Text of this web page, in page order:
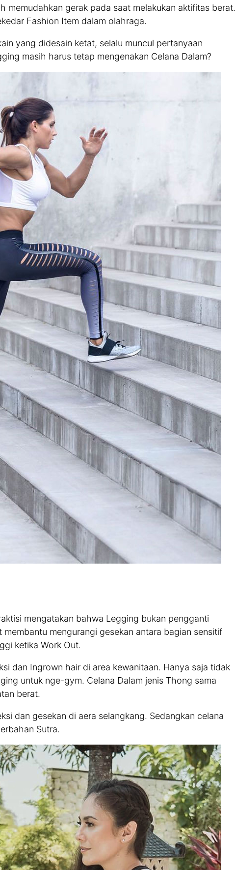
memudahkan gerak pada saat melakukan aktifitas berat.
Fashion Item dalam olahraga.
yang didesain ketat, selalu muncul pertanyaan
masih harus tetap mengenakan Celana Dalam?
mengatakan bahwa Legging bukan pengganti
mengurangi gesekan antara bagian sensitif
ketika Work Out.
dan Ingrown hair di area kewanitaan. Hanya saja tidak
untuk nge-gym. Celana Dalam jenis Thong sama
berat.
dan gesekan di aera selangkang. Sedangkan celana
Sutra.